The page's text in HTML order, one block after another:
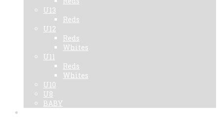
U13
Reds
U12
Reds
Whites
U11
Reds
Whites
U10
U8
BABY